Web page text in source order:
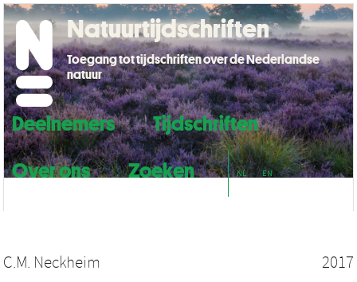
Deelnemers
Tijdschriften
Over ons
Zoeken NL EN
Natuurtijdschriften
Toegang tot tijdschriften over de Nederlandse
natuur
C.M. Neckheim 2017